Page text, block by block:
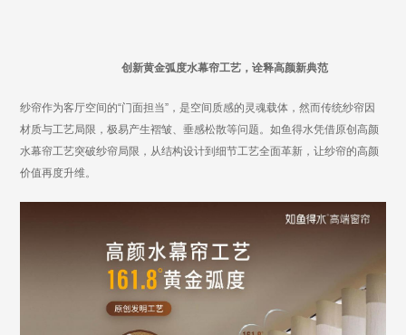
创新黄金弧度水幕帘工艺， 诠释高颜新典范
纱帘作为客厅空间的“门面担当”， 是空间质感的灵魂载体，然而传统纱帘因
材质与工艺局限，极易产生褶皱、垂感松散等问题。如鱼得水凭借原创高颜
水幕帘工艺突破纱帘局限，从结构设计到细节工艺全面革新，让纱帘的高颜
价值再度升维。